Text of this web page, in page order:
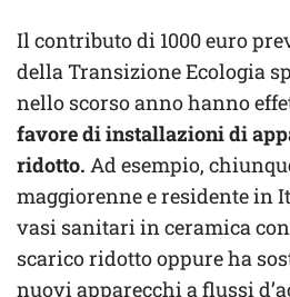
Il contributo di 1000 euro
della Transizione Ecologia
nello scorso anno hanno
favore di installazioni di
ridotto. Ad esempio,
maggiorenne e residente in
vasi sanitari in ceramica
scarico ridotto oppure ha
nuovi apparecchi a flussi